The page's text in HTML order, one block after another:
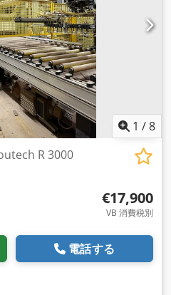
1 /8
R 3000
€17,900
VB 消費税別
電話する